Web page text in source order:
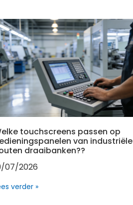
touchscreens passen op
van industriële
draaibanken??
07/2026
verder »